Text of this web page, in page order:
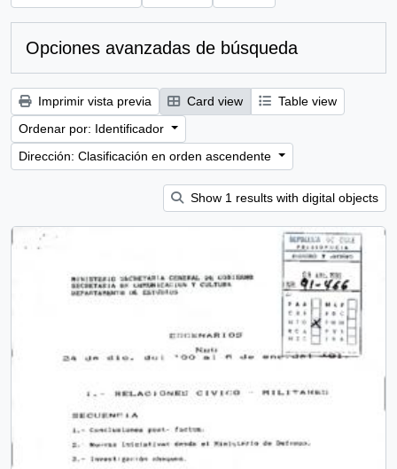
Opciones avanzadas de búsqueda
Imprimir vista previa Card view
Table view
Ordenar por: Identificador
Dirección: Clasificación en orden ascendente
Show 1 results with digital objects